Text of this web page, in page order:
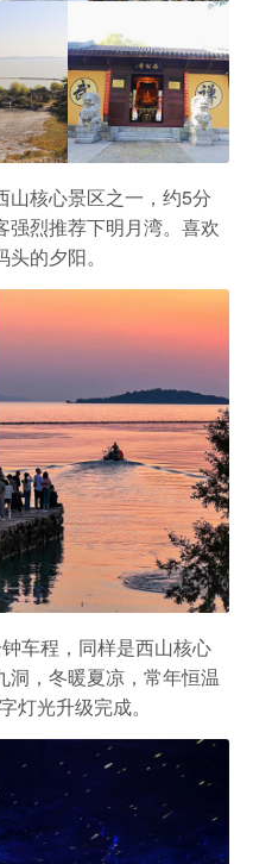
山核心景区之一，约5分
强烈推荐下明月湾。喜欢
的夕阳。
车程，同样是西山核心
洞，冬暖夏凉，常年恒温
灯光升级完成。